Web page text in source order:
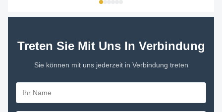
Treten Sie Mit Uns In Verbindung
Sie können mit uns jederzeit in Verbindung treten